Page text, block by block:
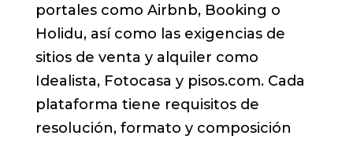
portales como Airbnb, Booking o
Holidu, así como las exigencias de
sitios de venta y alquiler como
Idealista, Fotocasa y pisos.com. Cada
plataforma tiene requisitos de
resolución, formato y composición